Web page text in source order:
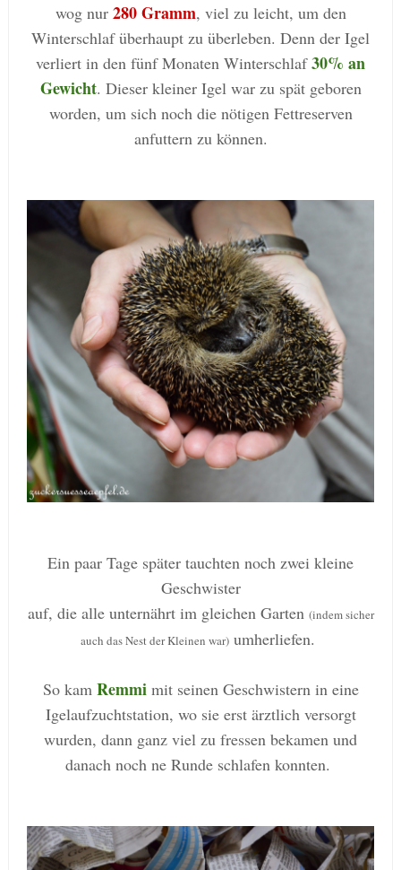
wog nur 280 Gramm, viel zu leicht, um den
Winterschlaf überhaupt zu überleben. Denn der Igel
verliert in den fünf Monaten Winterschlaf30% an
Gewicht. Dieser kleiner Igel war zu spät geboren
worden, um sich noch die nötigen Fettreserven
anfuttern zu können.
Ein paar Tage später tauchten noch zwei kleine
Geschwister
auf, die alle unternährt im gleichen Garten (indem sicher
auch das Nest der Kleinen war) umherliefen.
So kam Remmimit seinen Geschwistern in eine
Igelaufzuchtstation, wo sie erst ärztlich versorgt
wurden, dann ganz viel zu fressen bekamen und
danach noch ne Runde schlafen konnten.